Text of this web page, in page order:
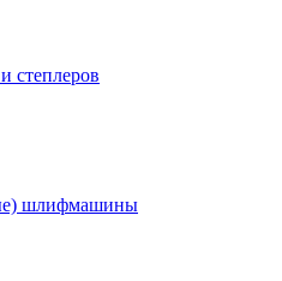
степлеров
шлифмашины